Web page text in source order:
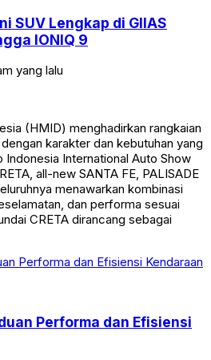
SUV Lengkap di GIIAS
IONIQ 9
yang lalu
(HMID) menghadirkan rangkaian
karakter dan kebutuhan yang
Indonesia International Auto Show
all-new SANTA FE, PALISADE
menawarkan kombinasi
dan performa sesuai
CRETA dirancang sebagai
Performa dan Efisiensi